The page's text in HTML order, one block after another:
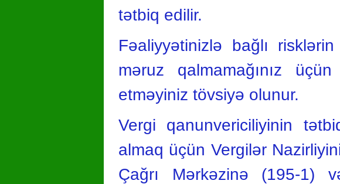
tətbiq edilir.
Fəaliyyətinizlə bağlı
məruz qalmamağınız
etməyiniz tövsiyə olunur.
Vergi qanunvericiliyinin
almaq üçün Vergilər
Çağrı Mərkəzinə (195-1)